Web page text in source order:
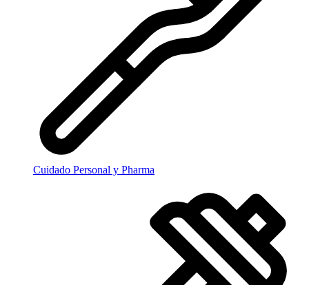
Cuidado Personal y Pharma